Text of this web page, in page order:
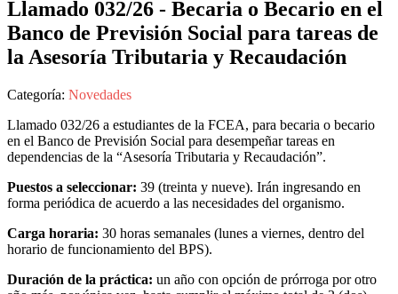
Llamado 032/26 - Becaria o Becario en el
Banco de Previsión Social para tareas de
la Asesoría Tributaria y Recaudación
Categoría: Novedades
Llamado 032/26 a estudiantes de la FCEA, para becaria o becario
en el Banco de Previsión Social para desempeñar tareas en
dependencias de la “Asesoría Tributaria y Recaudación”.
Puestos a seleccionar: 39 (treinta y nueve). Irán ingresando en
forma periódica de acuerdo a las necesidades del organismo.
Carga horaria: 30 horas semanales (lunes a viernes, dentro del
horario de funcionamiento del BPS).
Duración de la práctica: un año con opción de prórroga por otro